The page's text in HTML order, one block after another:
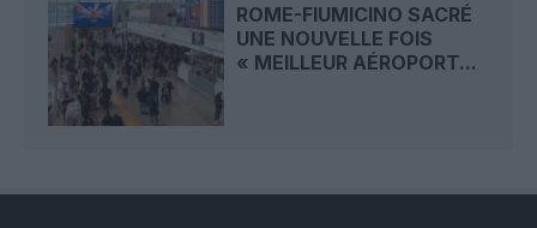
ROME-FIUMICINO SACRÉ
UNE NOUVELLE FOIS
« MEILLEUR AÉROPORT...